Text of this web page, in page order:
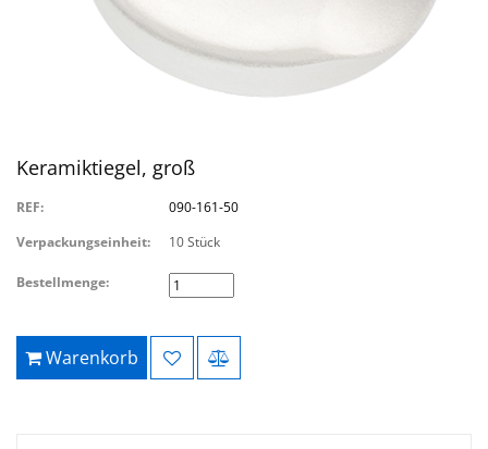
Keramiktiegel, groß
REF:
090-161-50
Verpackungseinheit:
10 Stück
Bestellmenge:
Warenkorb